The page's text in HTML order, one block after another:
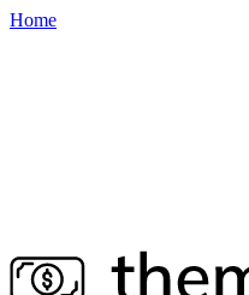
Home